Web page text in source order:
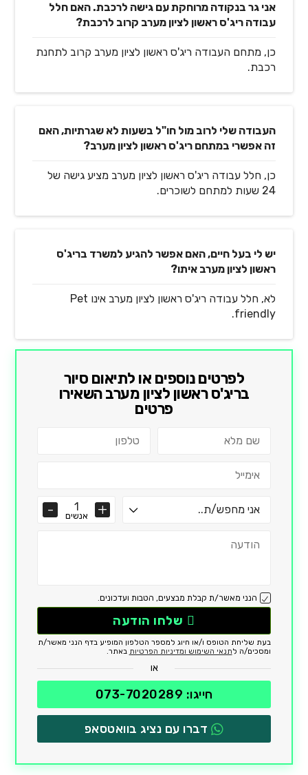
אני גר בנקודה מרוחקת עם גישה לרכבת. האם חלל
עבודה ריג'ס ראשון לציון מערב קרוב לרכבת?
כן, מתחם העבודה ריג'ס ראשון לציון מערב קרוב לתחנת
רכבת.
העבודה שלי לרוב מול חו"ל בשעות לא שגרתיות, האם
זה אפשרי במתחם ריג'ס ראשון לציון מערב?
כן, חלל עבודה ריג'ס ראשון לציון מערב מציע גישה של
24 שעות למתחם לשוכרים.
יש לי בעל חיים, האם אפשר להגיע למשרד בריג'ס
ראשון לציון מערב איתו?
לא, חלל עבודה ריג'ס ראשון לציון מערב אינו Pet
friendly.
לפרטים נוספים או לתיאום סיור
בריג'ס ראשון לציון מערבהשאירו
פרטים
אנשים
הנני מאשר/ת קבלת מבצעים, הטבות ועדכונים.
שלחו הודעה
בעת שליחת הטופס ו/או חיוג למספר הטלפון המופיע בדף הנני מאשר/ת
ומסכים/ה לתנאי השימוש ומדיניות הפרטיות באתר.
או
חייגו: 073-7020289
דברו עם נציג בוואטסאפ